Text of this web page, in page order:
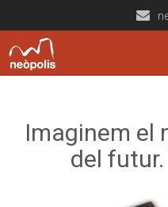
Imaginem el
del futur.